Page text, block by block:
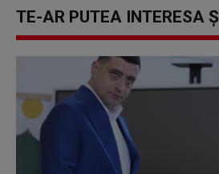
TE-AR PUTEA INTERESA ȘI